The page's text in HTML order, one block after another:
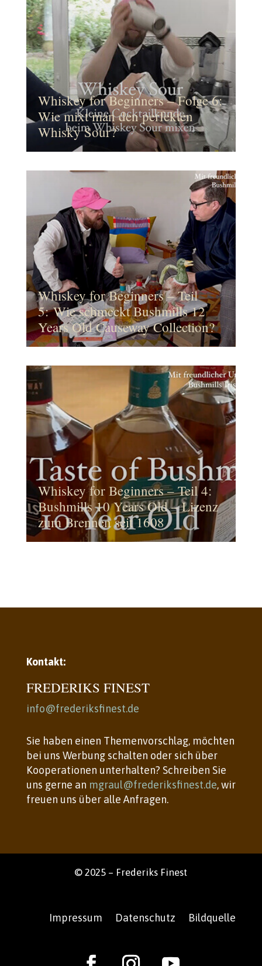
Whiskey for Beginners – Folge 6:
Wie mixt man den perfekten
Whisky Sour?
Whiskey for Beginners – Teil
5: Wie schmeckt Bushmills 12
Years Old Causeway Collection?
Whiskey for Beginners – Teil 4:
Bushmills 10 Years Old – Lizenz
zum Brennen seit 1608
Kontakt:
FREDERIKS FINEST
info@frederiksfinest.de
Sie haben einen Themenvorschlag, möchten
bei uns Werbung schalten oder sich über
Kooperationen unterhalten? Schreiben Sie
uns gerne an mgraul@frederiksfinest.de, wir
freuen uns über alle Anfragen.
© 2025 – Frederiks Finest
Impressum Datenschutz Bildquelle